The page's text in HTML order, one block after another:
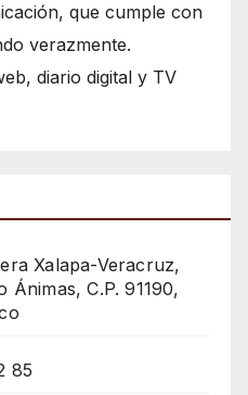
que cumple con
verazmente.
diario digital y TV
Xalapa-Veracruz,
Ánimas, C.P. 91190,
85